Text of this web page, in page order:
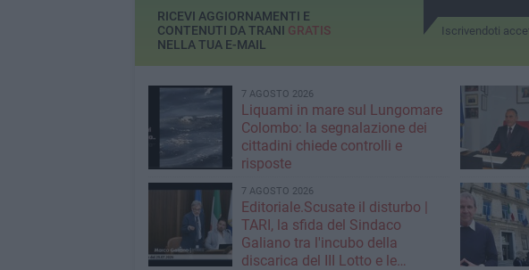
Iscrivendoti
RICEVI AGGIORNAMENTI E
CONTENUTI DA TRANI GRATIS
NELLA TUA E-MAIL
7 AGOSTO 2026
Liquami in mare sul Lungomare
Colombo: la segnalazione dei
cittadini chiede controlli e
risposte
7 AGOSTO 2026
Editoriale.Scusate il disturbo |
TARI, la sfida del Sindaco
Galiano tra l'incubo della
discarica del III Lotto e le